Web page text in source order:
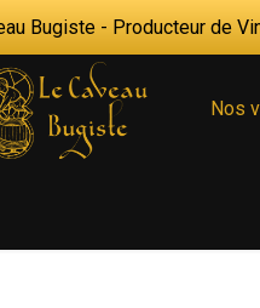
Bugiste - Producteur de
Nos